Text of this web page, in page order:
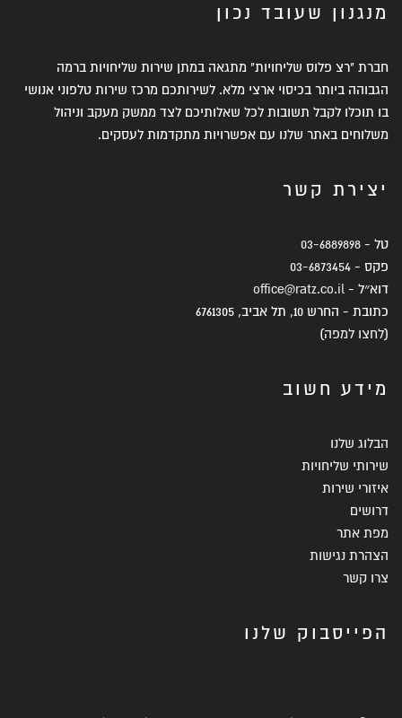
מנגנון שעובד נכון
חברת "רצ פלוס שליחויות" מתגאה במתן שירות שליחויות ברמה
הגבוהה ביותר בכיסוי ארצי מלא. לשירותכם מרכז שירות טלפוני אנושי
בו תוכלו לקבל תשובות לכל שאלותיכם לצד ממשק מעקב וניהול
משלוחים באתר שלנו עם אפשרויות מתקדמות לעסקים.
יצירת קשר
טל - 03-6889898
פקס - 03-6873454
דוא״ל - office@ratz.co.il
כתובת - החרש 10, תל אביב, 6761305
(לחצו למפה)
מידע חשוב
הבלוג שלנו
שירותי שליחויות
איזורי שירות
דרושים
מפת אתר
הצהרת נגישות
צרו קשר
הפייסבוק שלנו